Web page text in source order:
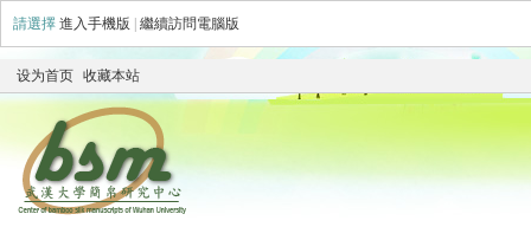
請選擇 進入手機版 繼續訪問電腦版
设为首页 收藏本站